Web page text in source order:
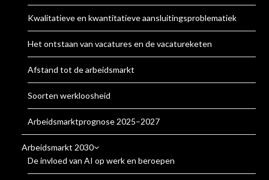
Kwalitatieve en kwantitatieve aansluitingsproblematiek
Het ontstaan van vacatures en de vacatureketen
Afstand tot de arbeidsmarkt
Soorten werkloosheid
Arbeidsmarktprognose 2025–2027
Arbeidsmarkt 2030
De invloed van AI op werk en beroepen